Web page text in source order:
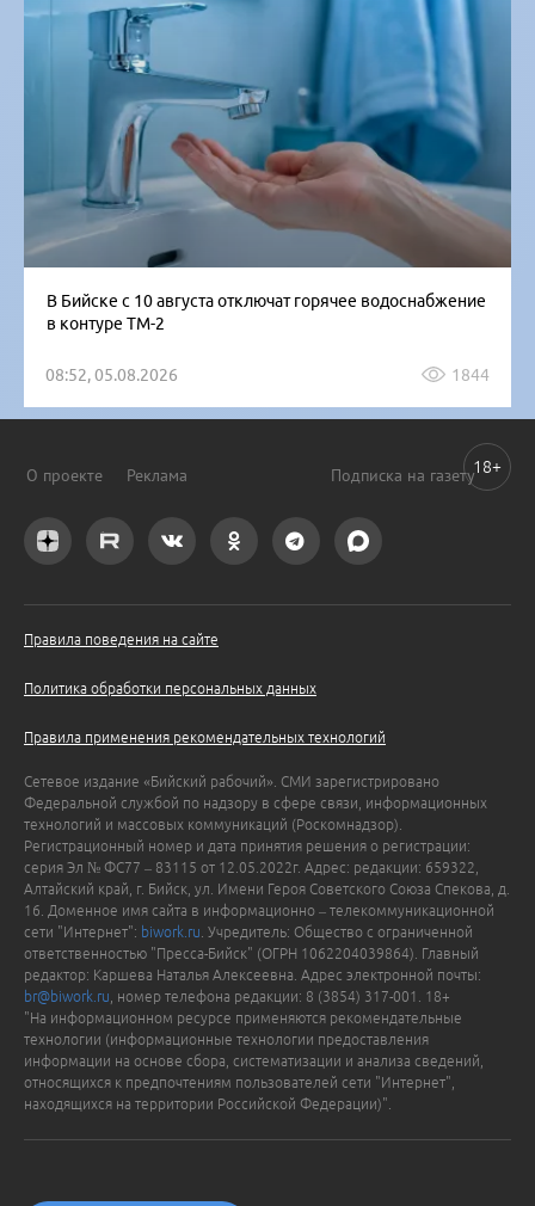
В Бийске с 10 августа отключат горячее водоснабжение
в контуре ТМ-2
08:52, 05.08.2026 1844
О проекте Реклама Подписка на газету
Правила поведения на сайте
Политика обработки персональных данных
Правила применения рекомендательных технологий
Сетевое издание «Бийский рабочий». СМИ зарегистрировано
Федеральной службой по надзору в сфере связи, информационных
технологий и массовых коммуникаций (Роскомнадзор).
Регистрационный номер и дата принятия решения о регистрации:
серия Эл № ФС77 – 83115 от 12.05.2022г. Адрес: редакции: 659322,
Алтайский край, г. Бийск, ул. Имени Героя Советского Союза Спекова, д.
16. Доменное имя сайта в информационно – телекоммуникационной
сети "Интернет": biwork.ru . Учредитель: Общество с ограниченной
ответственностью "Пресса-Бийск" (ОГРН 1062204039864). Главный
редактор: Каршева Наталья Алексеевна. Адрес электронной почты:
br@biwork.ru , номер телефона редакции: 8 (3854) 317-001. 18+
"На информационном ресурсе применяются рекомендательные
технологии (информационные технологии предоставления
информации на основе сбора, систематизации и анализа сведений,
относящихся к предпочтениям пользователей сети "Интернет",
находящихся на территории Российской Федерации)".
18+